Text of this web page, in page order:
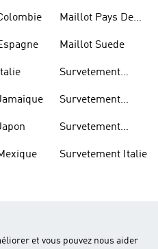
Maillot Pays De
Maillot Suede
Survetement
Survetement
Survetement
Survetement Italie
et vous pouvez nous aider